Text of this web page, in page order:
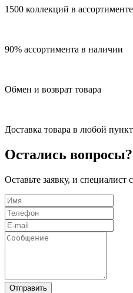
1500 коллекций в ассортименте
90% ассортимента в наличии
Обмен и возврат товара
Доставка товара в любой
Остались вопросы?
Оставьте заявку, и специалист
Отправить